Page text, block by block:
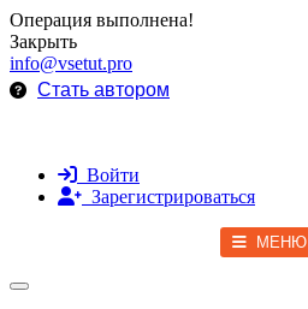
Операция выполнена!
Закрыть
info@vsetut.pro
Стать автором
Войти
Зарегистрироваться
МЕНЮ
Toggle navigation